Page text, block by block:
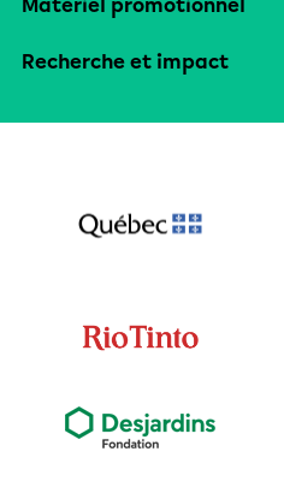
Matériel promotionnel
Recherche et impact